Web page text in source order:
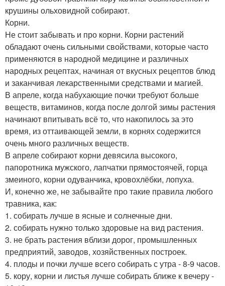
крушины ольховидной собирают.
Корни.
Не стоит забывать и про корни. Корни растений
обладают очень сильными свойствами, которые часто
применяются в народной медицине и различных
народных рецептах, начиная от вкусных рецептов блюд
и заканчивая лекарственными средствами и магией.
В апреле, когда набухающие почки требуют больше
веществ, витаминов, когда после долгой зимы растения
начинают впитывать всё то, что накопилось за это
время, из оттаивающей земли, в корнях содержится
очень много различных веществ.
В апреле собирают корни девясила высокого,
папоротника мужского, лапчатки прямостоячей, горца
змеиного, корни одуванчика, кровохлёбки, лопуха.
И, конечно же, не забывайте про такие правила любого
травника, как:
1. собирать лучше в ясные и солнечные дни.
2. собирать нужно только здоровые на вид растения.
3. не брать растения вблизи дорог, промышленных
предприятий, заводов, хозяйственных построек.
4. плоды и почки лучше всего собирать с утра - 8-9 часов.
5. кору, корни и листья лучше собирать ближе к вечеру -